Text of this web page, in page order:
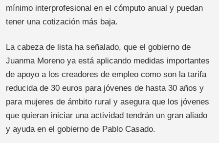
mínimo interprofesional en el cómputo anual y puedan
tener una cotización más baja.
La cabeza de lista ha señalado, que el gobierno de
Juanma Moreno ya está aplicando medidas importantes
de apoyo a los creadores de empleo como son la tarifa
reducida de 30 euros para jóvenes de hasta 30 años y
para mujeres de ámbito rural y asegura que los jóvenes
que quieran iniciar una actividad tendrán un gran aliado
y ayuda en el gobierno de Pablo Casado.